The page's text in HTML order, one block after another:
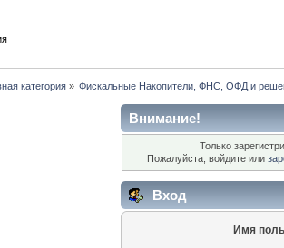
категория » Фискальные Накопители, ФНС, ОФД и
Внимание!
Только
Пожалуйста, войдите или
Вход
Имя